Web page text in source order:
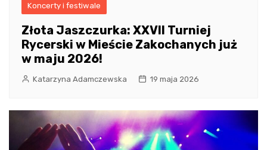
Koncerty i festiwale
Złota Jaszczurka: XXVII Turniej
Rycerski w Mieście Zakochanych już
w maju 2026!
Katarzyna Adamczewska 19 maja 2026